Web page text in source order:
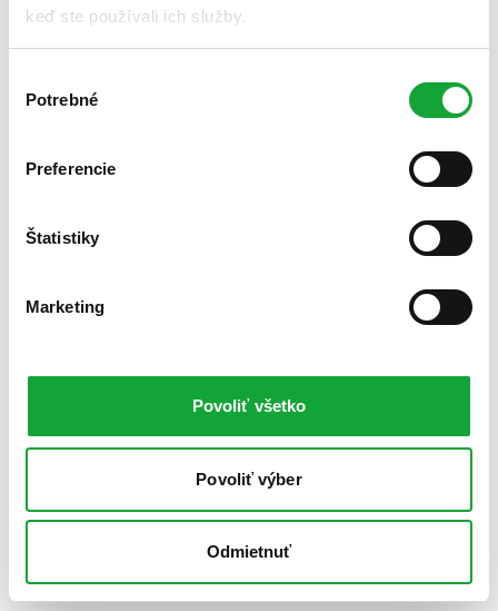
keď ste používali ich služby.
súhlasu
Potrebné
Preferencie
Štatistiky
Marketing
Povoliť všetko
Povoliť výber
Odmietnuť